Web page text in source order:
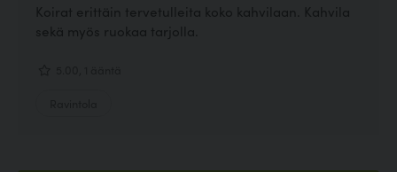
Koirat erittäin tervetulleita koko kahvilaan. Kahvila
sekä myös ruokaa tarjolla.